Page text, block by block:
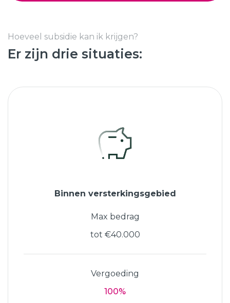
Hoeveel subsidie kan ik krijgen?
Er zijn drie situaties:
Binnen versterkingsgebied
Max bedrag
tot €40.000
Vergoeding
100%